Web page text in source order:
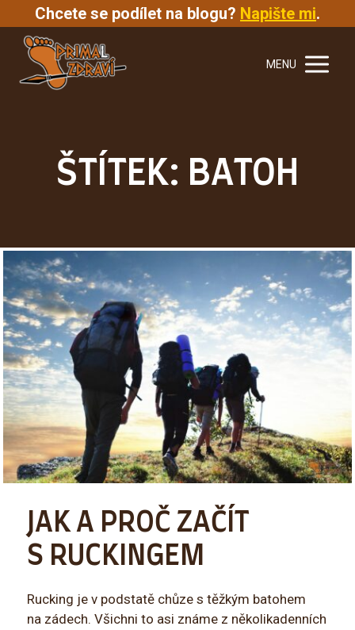
Chcete se podílet na blogu? Napište mi.
MENU
ŠTÍTEK: BATOH
JAK A PROČ ZAČÍT
S RUCKINGEM
Rucking je v podstatě chůze s těžkým batohem
na zádech. Všichni to asi známe z několikadenních